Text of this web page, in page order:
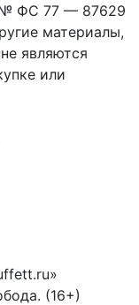
ФС 77 — 87629
материалы,
являются
или
(16+)